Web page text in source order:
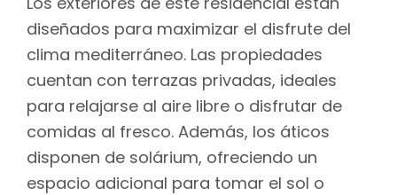
diseñados para maximizar el disfrute del
clima mediterráneo. Las propiedades
cuentan con terrazas privadas, ideales
para relajarse al aire libre o disfrutar de
comidas al fresco. Además, los áticos
disponen de solárium, ofreciendo un
espacio adicional para tomar el sol o